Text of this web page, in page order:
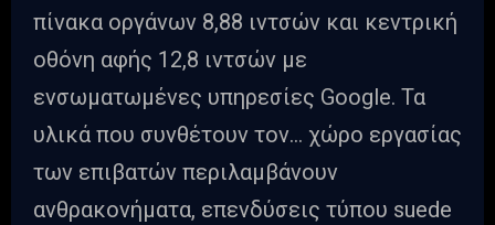
πίνακα οργάνων 8,88 ιντσών και κεντρική
οθόνη αφής 12,8 ιντσών με
ενσωματωμένες υπηρεσίες Google. Τα
υλικά που συνθέτουν τον… χώρο εργασίας
των επιβατών περιλαμβάνουν
ανθρακονήματα, επενδύσεις τύπου suede